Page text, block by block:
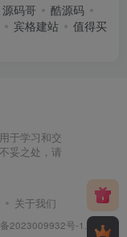
源码哥
酷源码
宾格建站
值得买
于学习和交
妥之处，请
关于我们
2023009932号-1